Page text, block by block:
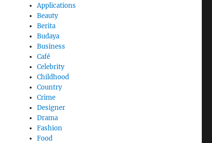
Applications
Beauty
Berita
Budaya
Business
Café
Celebrity
Childhood
Country
Crime
Designer
Drama
Fashion
Food